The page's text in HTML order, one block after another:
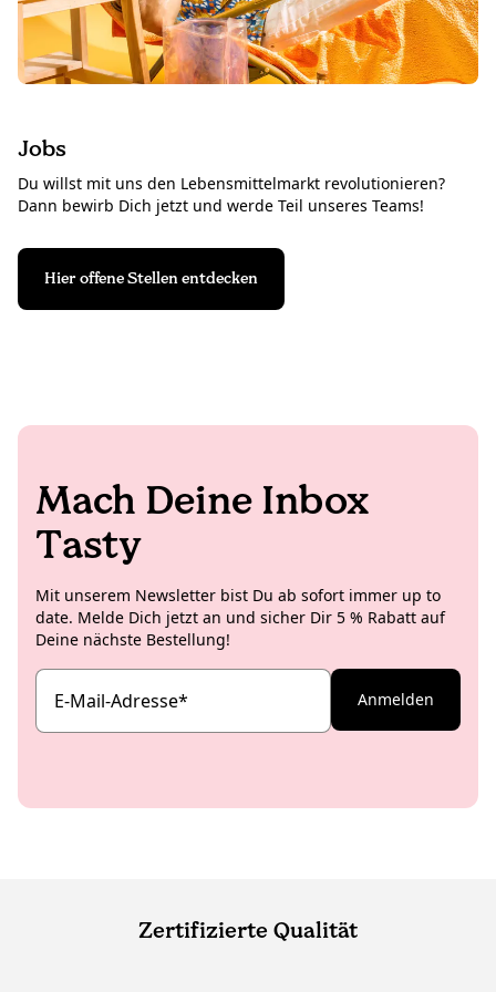
Jobs
Du willst mit uns den Lebensmittelmarkt revolutionieren?
Dann bewirb Dich jetzt und werde Teil unseres Teams!
Hier offene Stellen entdecken
Mach Deine Inbox
Tasty
Mit unserem Newsletter bist Du ab sofort immer up to
date. Melde Dich jetzt an und sicher Dir 5 % Rabatt auf
Deine nächste Bestellung!
E-Mail-Adresse* Anmelden
Zertifizierte Qualität